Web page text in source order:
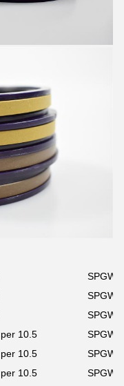
SPGW
SPGW
SPGW
10.5
SPGW
10.5
SPGW
10.5
SPGW